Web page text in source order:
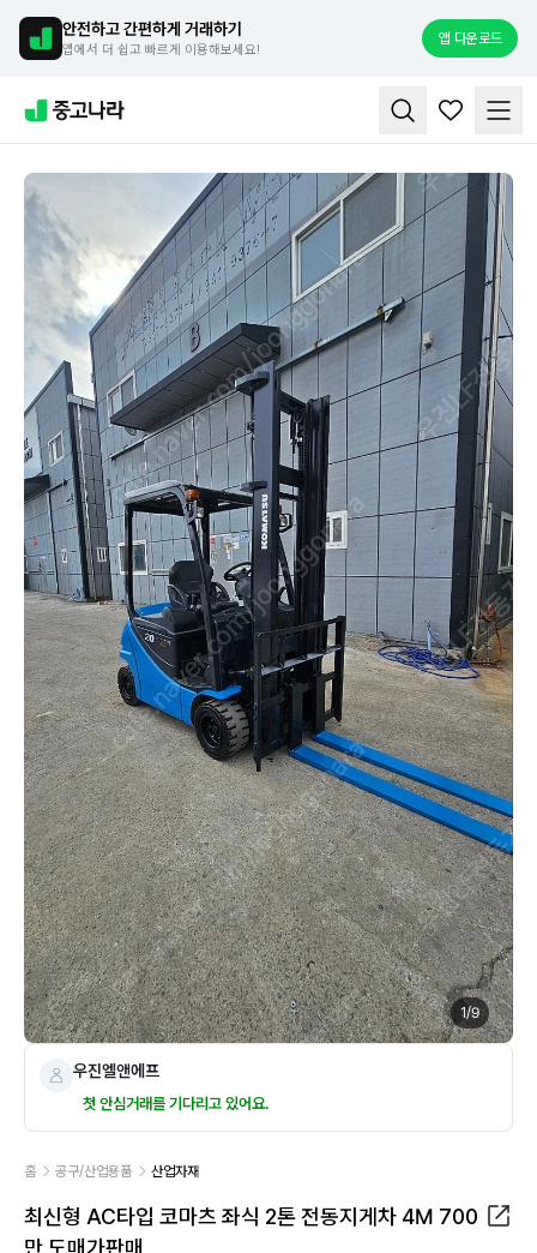
안전하고 간편하게 거래하기
앱에서 더 쉽고 빠르게 이용해보세요!
앱 다운로드
1/9
우진엘앤에프
첫 안심거래를 기다리고 있어요.
홈 공구/산업용품 산업자재
최신형 AC타입 코마츠 좌식 2톤 전동지게차 4M 700
만 도매가판매